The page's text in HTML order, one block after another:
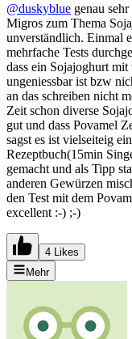
@duskyblue genau
Migros zum Thema
unverständlich. Einmal
mehrfache Tests
dass ein Sojajoghurt
ungeniessbar ist bzw
an das schreiben nicht
Zeit schon diverse
gut und dass Povamel
sagst es ist vielseiteig
Rezeptbuch(15min
gemacht und als Tipp
anderen Gewürzen
den Test mit dem
excellent :-) ;-)
4 Likes
Mehr